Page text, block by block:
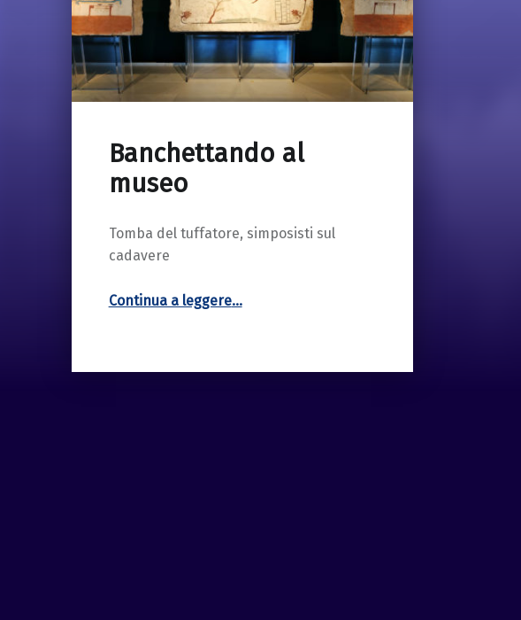
Banchettando al
museo
Tomba del tuffatore, simposisti sul
cadavere
Continua a leggere…
18 Marzo 2019